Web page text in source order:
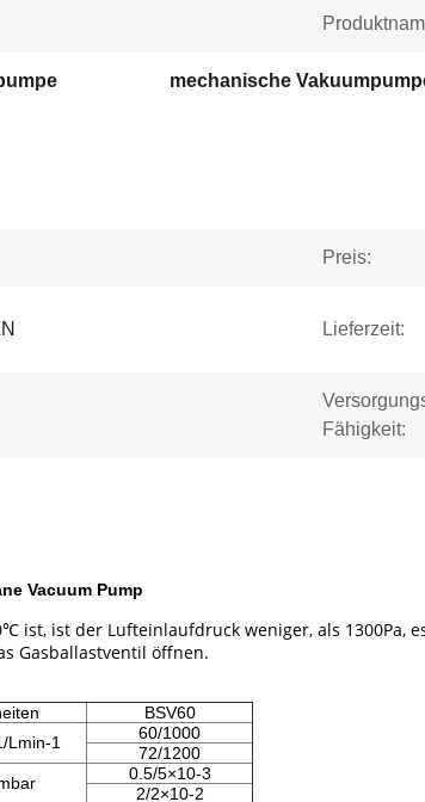
mechanische
Preis:
Lieferzeit:
Fähigkeit:
Vacuum Pump
ist, ist der Lufteinlaufdruck weniger, als 1300Pa,
Gasballastventil öffnen.
BSV60
Lmin-1
60/1000
72/1200
0.5/5×10-3
2/2×10-2